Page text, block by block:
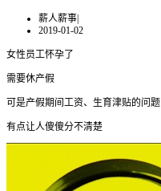
薪人薪事|
2019-01-02
女性员工怀孕了
需要休产假
可是产假期间工资、生育津贴的问题
有点让人傻傻分不清楚